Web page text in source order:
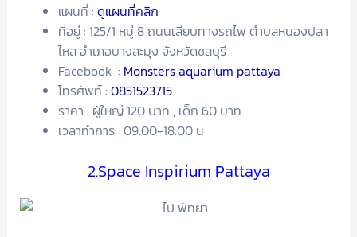
แผนที่ : ดูแผนที่คลิก
ที่อยู่ : 125/1 หมู่ 8 ถนนเลียบทางรถไฟ ตำบลหนองปลา
ไหล อำเภอบางละมุง จังหวัดชลบุรี
Facebook : Monsters aquarium pattaya
โทรศัพท์ : 0851523715
ราคา : ผู้ใหญ่ 120 บาท , เด็ก 60 บาท
เวลาทำการ : 09.00-18.00 น
2.Space Inspirium Pattaya